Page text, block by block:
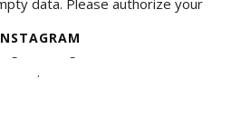
data. Please authorize your
.